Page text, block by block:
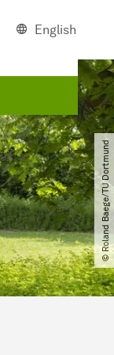
English
© Roland Baege​/​TU Dortmund